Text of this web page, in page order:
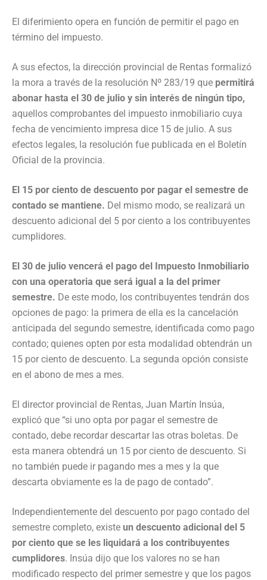
El diferimiento opera en función de permitir el pago en
término del impuesto.
A sus efectos, la dirección provincial de Rentas formalizó
la mora a través de la resolución Nº 283/19 que permitirá
abonar hasta el 30 de julio y sin interés de ningún tipo,
aquellos comprobantes del impuesto inmobiliario cuya
fecha de vencimiento impresa dice 15 de julio. A sus
efectos legales, la resolución fue publicada en el Boletín
Oficial de la provincia.
El 15 por ciento de descuento por pagar el semestre de
contado se mantiene. Del mismo modo, se realizará un
descuento adicional del 5 por ciento a los contribuyentes
cumplidores.
El 30 de julio vencerá el pago del Impuesto Inmobiliario
con una operatoria que será igual a la del primer
semestre. De este modo, los contribuyentes tendrán dos
opciones de pago: la primera de ella es la cancelación
anticipada del segundo semestre, identificada como pago
contado; quienes opten por esta modalidad obtendrán un
15 por ciento de descuento. La segunda opción consiste
en el abono de mes a mes.
El director provincial de Rentas, Juan Martín Insúa,
explicó que “si uno opta por pagar el semestre de
contado, debe recordar descartar las otras boletas. De
esta manera obtendrá un 15 por ciento de descuento. Si
no también puede ir pagando mes a mes y la que
descarta obviamente es la de pago de contado”.
Independientemente del descuento por pago contado del
semestre completo, existe un descuento adicional del 5
por ciento que se les liquidará a los contribuyentes
cumplidores. Insúa dijo que los valores no se han
modificado respecto del primer semestre y que los pagos